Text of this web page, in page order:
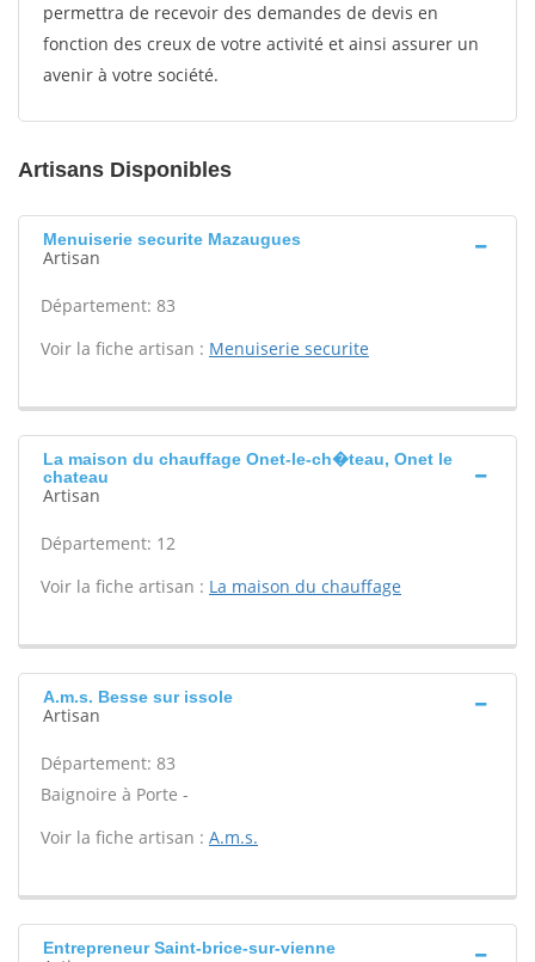
permettra de recevoir des demandes de devis en
fonction des creux de votre activité et ainsi assurer un
avenir à votre société.
Artisans Disponibles
Menuiserie securite Mazaugues
Artisan
Département: 83
Voir la fiche artisan : Menuiserie securite
La maison du chauffage Onet-le-ch�teau, Onet le
chateau
Artisan
Département: 12
Voir la fiche artisan : La maison du chauffage
A.m.s. Besse sur issole
Artisan
Département: 83
Baignoire à Porte -
Voir la fiche artisan : A.m.s.
Entrepreneur Saint-brice-sur-vienne